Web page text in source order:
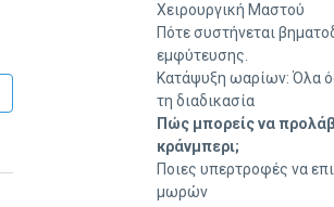
Χειρουργική Μαστού
Πότε συστήνεται
εμφύτευσης.
Κατάψυξη ωαρίων: Όλα
τη διαδικασία
Πώς μπορείς να
κράνμπερι;
Ποιες υπερτροφές να
μωρών